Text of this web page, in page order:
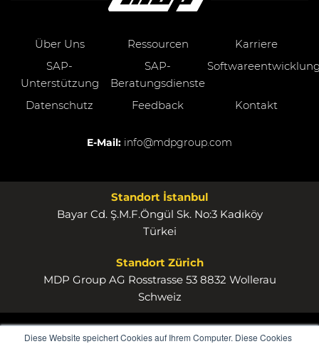
Diese Website speichert Cookies auf Ihrem Computer. Diese Cookies
Über Uns Ressourcen
Karriere
SAP-
Unterstützung
SAP-
Beratungsdienste
Datenschutz Feedback Kontakt
E-Mail: info@mdpgroup.com
Standort İstanbul
Bayar Cd. Ş.M.F.Öngül Sk. No:3 Kadıköy
Türkei
Standort Zürich
MDP Group AG Rosstrasse 53 8832 Wollerau
Schweiz